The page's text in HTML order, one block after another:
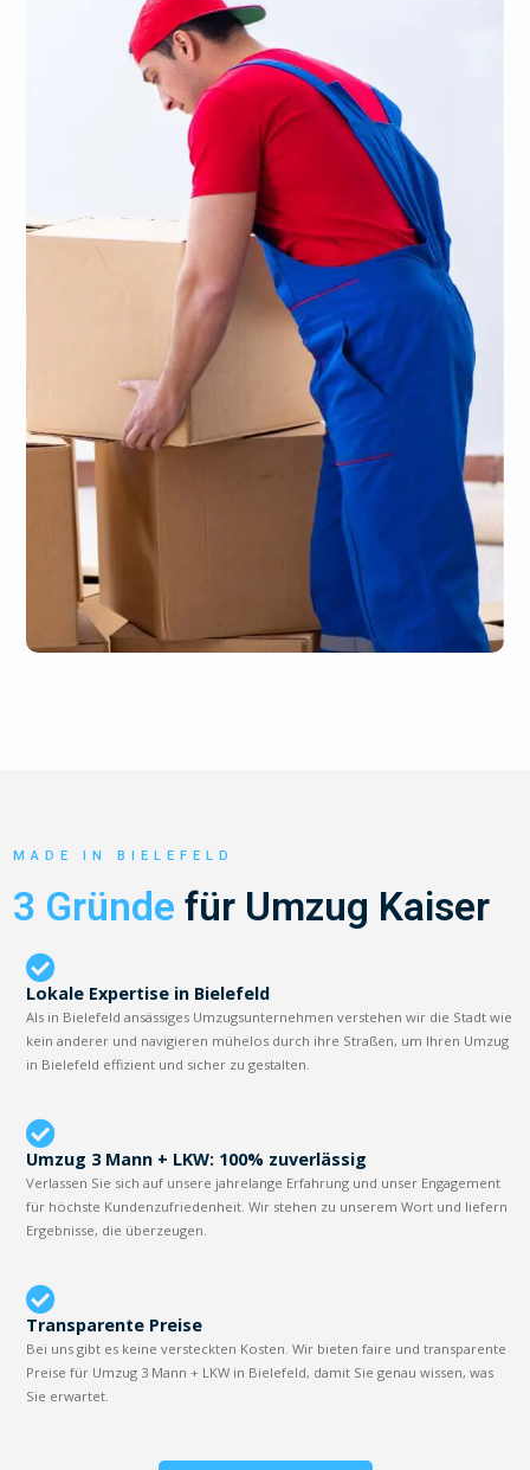
MADE IN BIELEFELD
3 Gründe für Umzug Kaiser
Lokale Expertise in Bielefeld
Als in Bielefeld ansässiges Umzugsunternehmen verstehen wir die Stadt wie
kein anderer und navigieren mühelos durch ihre Straßen, um Ihren Umzug
in Bielefeld effizient und sicher zu gestalten.
Umzug 3 Mann + LKW: 100% zuverlässig
Verlassen Sie sich auf unsere jahrelange Erfahrung und unser Engagement
für höchste Kundenzufriedenheit. Wir stehen zu unserem Wort und liefern
Ergebnisse, die überzeugen.
Transparente Preise
Bei uns gibt es keine versteckten Kosten. Wir bieten faire und transparente
Preise für Umzug 3 Mann + LKW in Bielefeld, damit Sie genau wissen, was
Sie erwartet.